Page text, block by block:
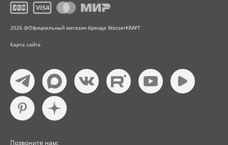
2026 @Официальный магазин бренда WasserKRAFT
Карта сайта
Позвоните нам: